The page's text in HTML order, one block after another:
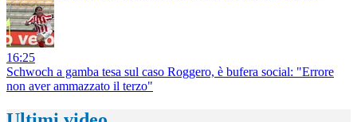
16:25
Schwoch a gamba tesa sul caso Roggero, è bufera social: "Errore
non aver ammazzato il terzo"